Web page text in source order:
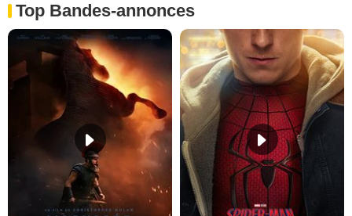
Top Bandes-annonces